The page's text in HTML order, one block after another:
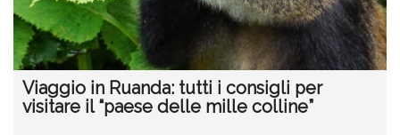
Viaggio in Ruanda: tutti i consigli per
visitare il “paese delle mille colline”